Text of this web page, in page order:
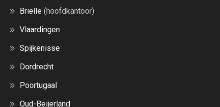
Brielle (hoofdkantoor)
Vlaardingen
Spijkenisse
Dordrecht
Poortugaal
Oud-Beijerland